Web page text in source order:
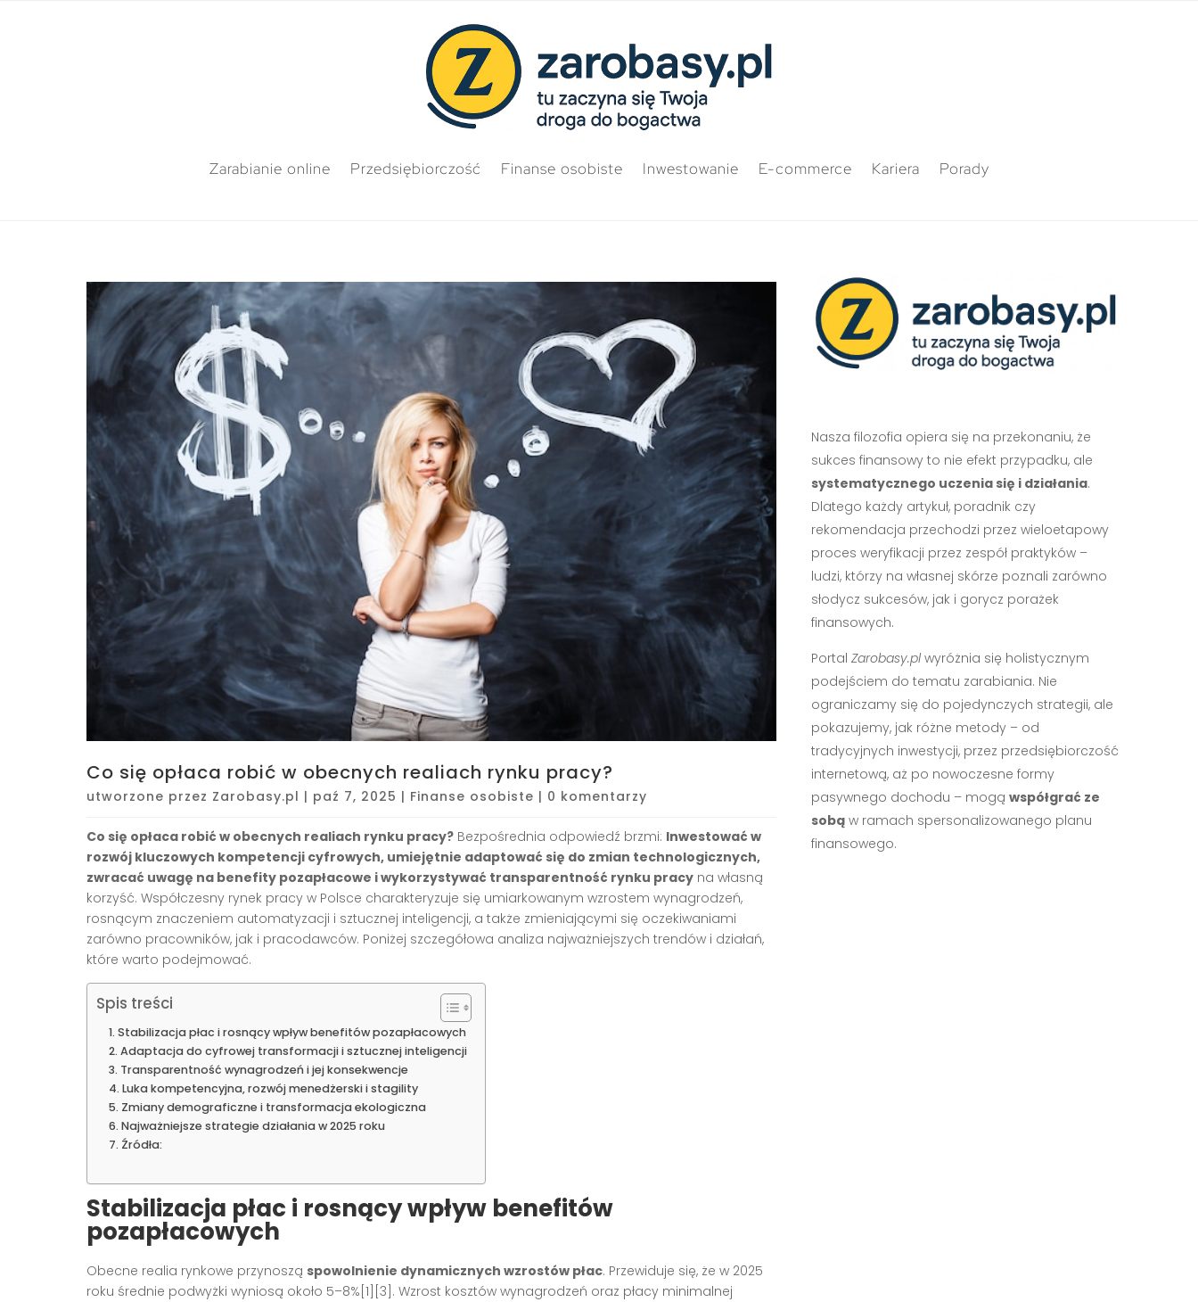
Zarabianie online Przedsiębiorczość Finanse osobiste Inwestowanie E-commerce Kariera Porady
Co się opłaca robić w obecnych realiach rynku pracy?
utworzone przez Zarobasy.pl | paź 7, 2025 | Finanse osobiste | 0 komentarzy
Co się opłaca robić w obecnych realiach rynku pracy? Bezpośrednia odpowiedź brzmi: Inwestować w
rozwój kluczowych kompetencji cyfrowych, umiejętnie adaptować się do zmian technologicznych,
zwracać uwagę na benefity pozapłacowe i wykorzystywać transparentność rynku pracy na własną
korzyść. Współczesny rynek pracy w Polsce charakteryzuje się umiarkowanym wzrostem wynagrodzeń,
rosnącym znaczeniem automatyzacji i sztucznej inteligencji, a także zmieniającymi się oczekiwaniami
zarówno pracowników, jak i pracodawców. Poniżej szczegółowa analiza najważniejszych trendów i działań,
które warto podejmować.
Spis treści
Stabilizacja płac i rosnący wpływ benefitów pozapłacowych
Adaptacja do cyfrowej transformacji i sztucznej inteligencji
Transparentność wynagrodzeń i jej konsekwencje
Luka kompetencyjna, rozwój menedżerski i stagility
Zmiany demograficzne i transformacja ekologiczna
Najważniejsze strategie działania w 2025 roku
Źródła:
Stabilizacja płac i rosnący wpływ benefitów
pozapłacowych
Obecne realia rynkowe przynoszą spowolnienie dynamicznych wzrostów płac. Przewiduje się, że w 2025
roku średnie podwyżki wyniosą około 5–8%[1][3]. Wzrost kosztów wynagrodzeń oraz płacy minimalnej
Nasza filozofia opiera się na przekonaniu, że
sukces finansowy to nie efekt przypadku, ale
systematycznego uczenia się i działania.
Dlatego każdy artykuł, poradnik czy
rekomendacja przechodzi przez wieloetapowy
proces weryfikacji przez zespół praktyków –
ludzi, którzy na własnej skórze poznali zarówno
słodycz sukcesów, jak i gorycz porażek
finansowych.
Portal Zarobasy.plwyróżnia się holistycznym
podejściem do tematu zarabiania. Nie
ograniczamy się do pojedynczych strategii, ale
pokazujemy, jak różne metody – od
tradycyjnych inwestycji, przez przedsiębiorczość
internetową, aż po nowoczesne formy
pasywnego dochodu – mogą współgrać ze
sobąw ramach spersonalizowanego planu
finansowego.